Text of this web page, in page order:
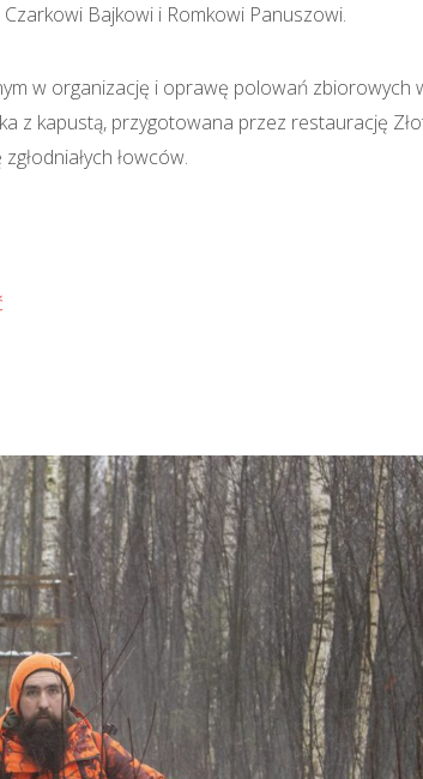
Bajkowi i Romkowi Panuszowi.
w organizację i oprawę polowań zbiorowych
z kapustą, przygotowana przez restaurację
łowców.